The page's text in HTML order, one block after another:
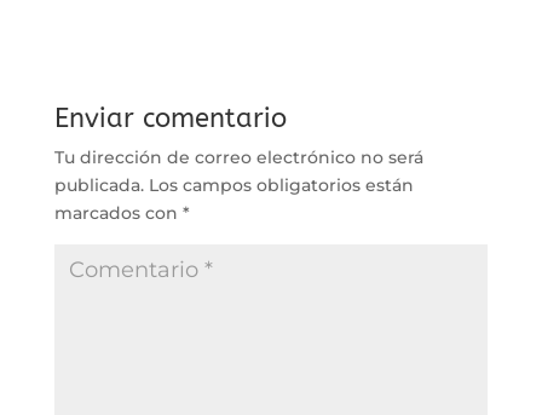
Enviar comentario
Tu dirección de correo electrónico no será
publicada. Los campos obligatorios están
marcados con *